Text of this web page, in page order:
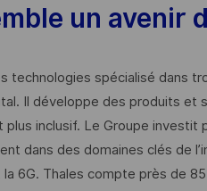
un avenir
technologies spécialisé dans
Il développe des produits et
inclusif. Le Groupe investit
dans des domaines clés de
6G. Thales compte près de